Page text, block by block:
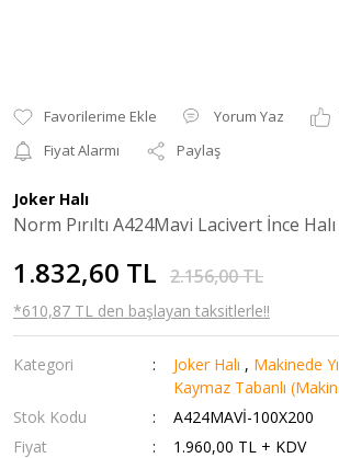
Yorum Yaz
Fiyat Alarmı
Paylaş
Joker Halı
Norm Pırıltı A424Mavi Lacivert İnce
1.832,60 TL 2.156,00 TL
*610,87 TL den başlayan taksitlerle!!
Kategori Joker Halı , Makinede
Kaymaz Tabanlı
Stok Kodu
A424MAVİ-100X200
Fiyat
1.960,00 TL + KDV